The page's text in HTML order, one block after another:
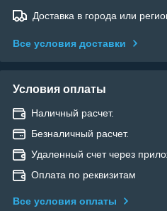
Доставка в города или
Все условия доставки
Условия оплаты
Наличный расчет.
Безналичный расчет.
Удаленный счет через
Оплата по реквизитам
Все условия оплаты